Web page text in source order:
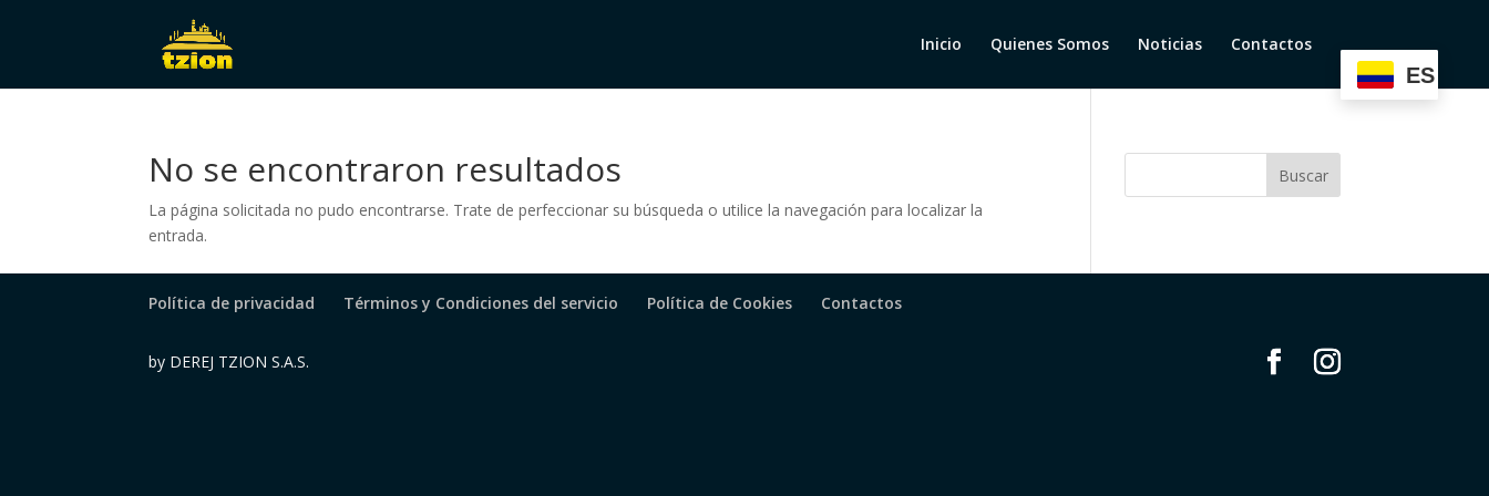
Inicio Quienes Somos Noticias Contactos
ES
No se encontraron resultados
La página solicitada no pudo encontrarse. Trate de perfeccionar su búsqueda o utilice la navegación para localizar la
entrada.
Política de privacidad Términos y Condiciones del servicio Política de Cookies Contactos
by DEREJ TZION S.A.S.